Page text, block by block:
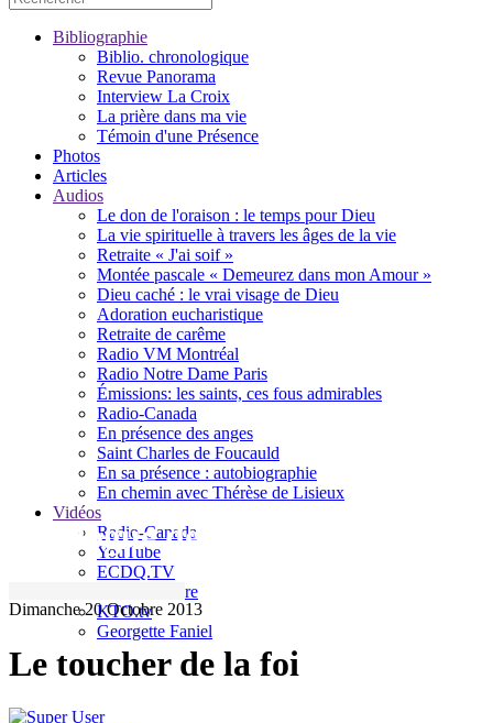
Bibliographie
Biblio. chronologique
Revue Panorama
Interview La Croix
La prière dans ma vie
Témoin d'une Présence
Photos
Articles
Audios
Le don de l'oraison : le temps pour Dieu
La vie spirituelle à travers les âges de la vie
Retraite « J'ai soif »
Montée pascale « Demeurez dans mon Amour »
Dieu caché : le vrai visage de Dieu
Adoration eucharistique
Retraite de carême
Radio VM Montréal
Radio Notre Dame Paris
Émissions: les saints, ces fous admirables
Radio-Canada
En présence des anges
Saint Charles de Foucauld
En sa présence : autobiographie
En chemin avec Thérèse de Lisieux
Vidéos
Radio-Canada
YouTube
ECDQ.TV
Sel et Lumière
KTO.tv
Georgette Faniel
Le blogue de Jacques Gauthier
Dimanche 20 Octobre 2013
Le toucher de la foi